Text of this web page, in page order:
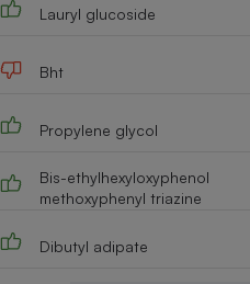
Lauryl glucoside
Bht
Propylene glycol
Bis-ethylhexyloxyphenol
methoxyphenyl triazine
Dibutyl adipate